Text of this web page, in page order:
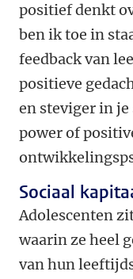
positief denkt
ben ik toe in
feedback van
positieve
en steviger in je
power of
Sociaal
Adolescenten
waarin ze heel
van hun